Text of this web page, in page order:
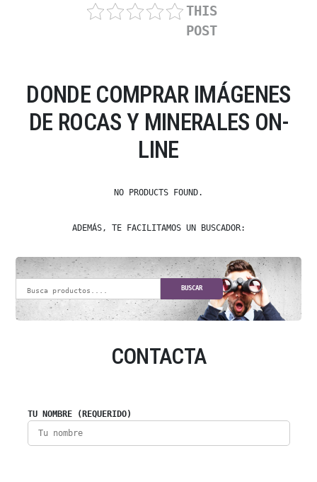
THIS
POST
DONDE COMPRAR IMÁGENES
DE ROCAS Y MINERALES ON-
LINE
NO PRODUCTS FOUND.
ADEMÁS, TE FACILITAMOS UN BUSCADOR:
BUSCAR
CONTACTA
TU NOMBRE (REQUERIDO)